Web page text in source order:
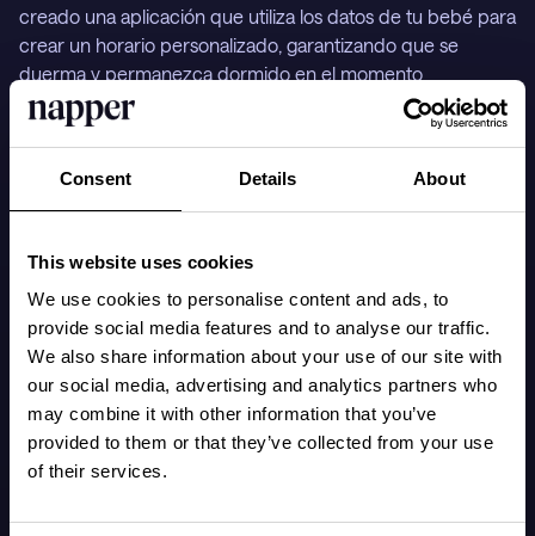
Consent Details About
This website uses cookies
We use cookies to personalise content and ads, to
provide social media features and to analyse our traffic.
We also share information about your use of our site with
our social media, advertising and analytics partners who
may combine it with other information that you’ve
provided to them or that they’ve collected from your use
of their services.
creado una aplicación que utiliza los datos de tu bebé para
crear un horario personalizado, garantizando que se
duerma y permanezca dormido en el momento
adecuado.
bebé bien descansado hace que todo sea mucho mejor.
necesitan para que los pequeños soñadores duerman
profundamente.
Quiénes somos
Napper es una galardonada aplicación para el sueño de
bebés que ayuda a los padres a identificar el programa de
sueño óptimo para su bebé.
Lo que hacemos